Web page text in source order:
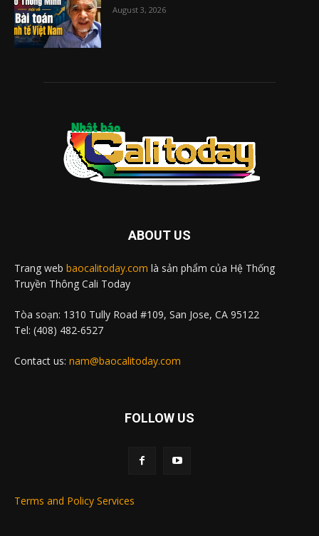
August 3, 2026
ABOUT US
Trang web baocalitoday.com là sản phẩm của Hệ Thống
Truyền Thông Cali Today
Tòa soạn: 1310 Tully Road #109, San Jose, CA 95122
Tel: (408) 482-6527
Contact us: nam@baocalitoday.com
FOLLOW US
Terms and Policy Services